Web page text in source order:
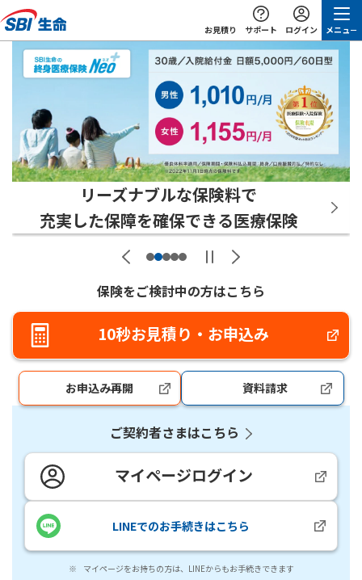
お見積り
新規ウィンドウを開きます
サポート サポートメニューを開
ログインログインメ
メニュ－
SBI生命保険 | インターネットで
リーズナブルな保険料で
充実した保障を確保できる医療保険
保険をご検討中の方はこちら
10秒お見積り・お申込み新規ウィンドウを開きま
お申込み再開新規ウィンドウを開きます 資料請求新規ウィンドウを
ご契約者さまはこちら
マイページログイン新規ウィンドウを開きま
LINEでのお手続きはこちら新規ウィンドウを開きます
※ マイページをお持ちの方は、LINEからもお手続きできます